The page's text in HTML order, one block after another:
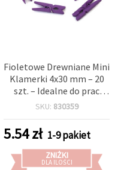
Fioletowe Drewniane Mini
Klamerki 4x30 mm – 20
szt. – Idealne do prac
kreatywnych, ekspozycji
prezentów
SKU: 830359
5.54zł 1-9 pakiet
ZNIŻKI
DLA ILOŚCI